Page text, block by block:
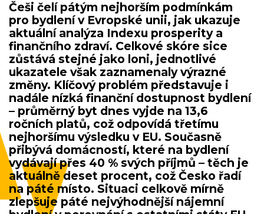
Češi čelí pátým nejhorším podmínkám
pro bydlení v Evropské unii, jak ukazuje
aktuální analýza Indexu prosperity a
finančního zdraví. Celkové skóre sice
zůstává stejné jako loni, jednotlivé
ukazatele však zaznamenaly výrazné
změny. Klíčový problém představuje i
nadále nízká finanční dostupnost bydlení
– průměrný byt dnes vyjde na 13,6
ročních platů, což odpovídá třetímu
nejhoršímu výsledku v EU. Současně
přibývá domácností, které na bydlení
vydávají přes 40 % svých příjmů – těch je
aktuálně deset procent, což Česko řadí
na páté místo. Situaci celkově mírně
zlepšuje páté nejvýhodnější nájemní